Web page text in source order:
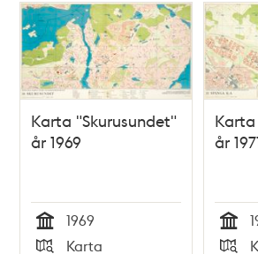
Karta "Skurusundet"
år 1969
Tid
1969
Karta
år
Tid